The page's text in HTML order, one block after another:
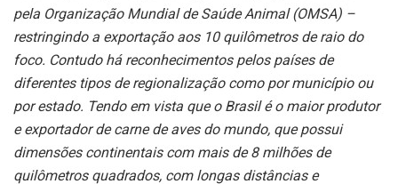
pela Organização Mundial de Saúde Animal (OMSA) –
restringindo a exportação aos 10 quilômetros de raio do
foco. Contudo há reconhecimentos pelos países de
diferentes tipos de regionalização como por município ou
por estado. Tendo em vista que o Brasil é o maior produtor
e exportador de carne de aves do mundo, que possui
dimensões continentais com mais de 8 milhões de
quilômetros quadrados, com longas distâncias e